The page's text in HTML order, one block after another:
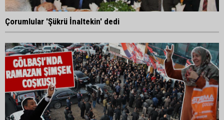
Çorumlular 'Şükrü İnaltekin' dedi